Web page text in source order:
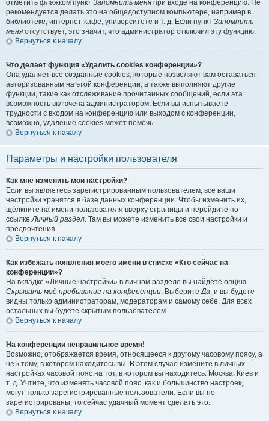
отметить флажком пункт Запомнить меня при входе на конференцию. Не
рекомендуется делать это на общедоступном компьютере, например в
библиотеке, интернет-кафе, университете и т. д. Если пункт Запомнить
меня отсутствует, это значит, что администратор отключил эту функцию.
Вернуться к началу
Что делает функция «Удалить cookies конференции»?
Она удаляет все созданные cookies, которые позволяют вам оставаться
авторизованным на этой конференции, а также выполняют другие
функции, такие как отслеживание прочитанных сообщений, если эта
возможность включена администратором. Если вы испытываете
трудности с входом на конференцию или выходом с конференции,
возможно, удаление cookies может помочь.
Вернуться к началу
Параметры и настройки пользователя
Как мне изменить мои настройки?
Если вы являетесь зарегистрированным пользователем, все ваши
настройки хранятся в базе данных конференции. Чтобы изменить их,
щёлкните на имени пользователя вверху страницы и перейдите по
ссылкеЛичный раздел. Там вы можете изменить все свои настройки и
предпочтения.
Вернуться к началу
Как избежать появления моего имени в списке «Кто сейчас на
конференции»?
На вкладке «Личные настройки» в личном разделе вы найдёте опцию
Скрывать моё пребывание на конференции. ВыберитеДа, и вы будете
видны только администраторам, модераторам и самому себе. Для всех
остальных вы будете скрытым пользователем.
Вернуться к началу
На конференции неправильное время!
Возможно, отображается время, относящееся к другому часовому поясу, а
не к тому, в котором находитесь вы. В этом случае измените в личных
настройках часовой пояс на тот, в котором вы находитесь: Москва, Киев и
т. д. Учтите, что изменять часовой пояс, как и большинство настроек,
могут только зарегистрированные пользователи. Если вы не
зарегистрированы, то сейчас удачный момент сделать это.
Вернуться к началу